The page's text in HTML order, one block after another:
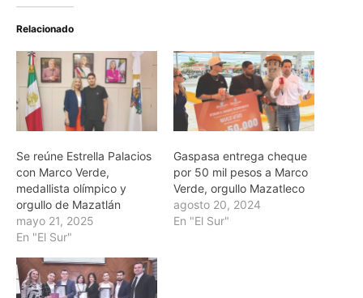
Relacionado
Se reúne Estrella Palacios
con Marco Verde,
medallista olímpico y
orgullo de Mazatlán
mayo 21, 2025
En "El Sur"
Gaspasa entrega cheque
por 50 mil pesos a Marco
Verde, orgullo Mazatleco
agosto 20, 2024
En "El Sur"